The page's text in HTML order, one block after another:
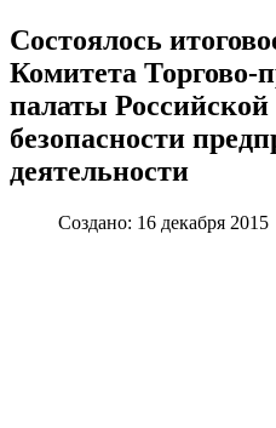
Состоялось
Комитета
палаты
безопасности
деятельности
Создано: 16 декабря 2015